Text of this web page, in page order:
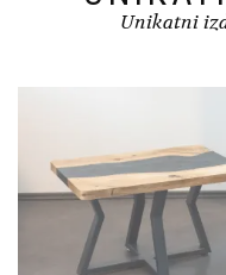
Unikatni